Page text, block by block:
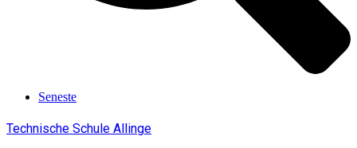
Seneste
Technische Schule Allinge